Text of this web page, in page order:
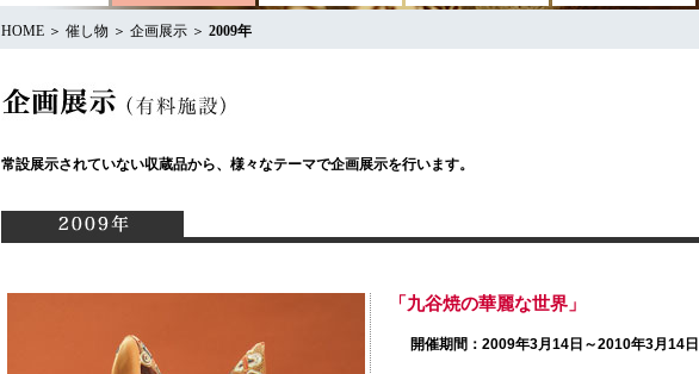
HOME ＞ 催し物 ＞ 企画展示 ＞ 2009年
常設展示されていない収蔵品から、様々なテーマで企画展示を行います。
「九谷焼の華麗な世界」
開催期間：2009年3月14日～2010年3月14日